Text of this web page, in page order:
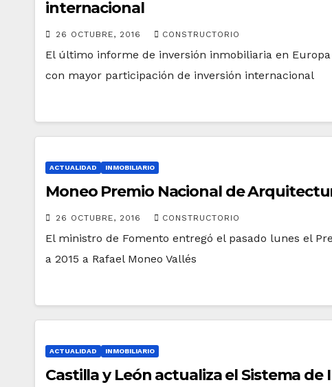
internacional
26 OCTUBRE, 2016 CONSTRUCTORIO
El último informe de inversión inmobiliaria en
con mayor participación de inversión internacional
ACTUALIDAD INMOBILIARIO
Moneo Premio Nacional de
26 OCTUBRE, 2016 CONSTRUCTORIO
El ministro de Fomento entregó el pasado lunes el
a 2015 a Rafael Moneo Vallés
ACTUALIDAD INMOBILIARIO
Castilla y León actualiza el Sistema